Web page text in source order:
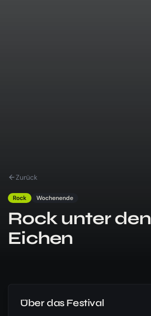
Zurück
Rock Wochenende
Rock unter den
Eichen
Über das Festival